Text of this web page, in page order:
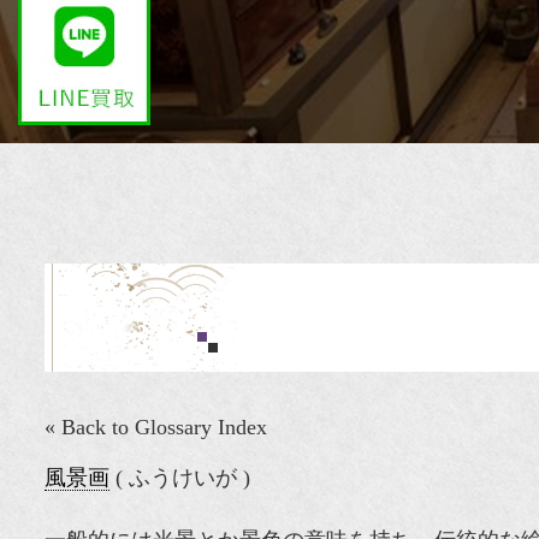
« Back to Glossary Index
風景画 ( ふうけいが )